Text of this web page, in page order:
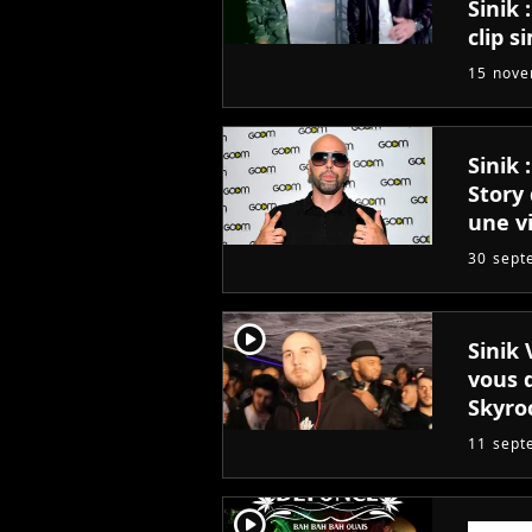
Sinik
clip
15
Sinik
Story
une
30
player2
Sinik
vous
11
player2